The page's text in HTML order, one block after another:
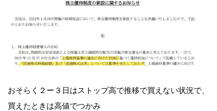
おそらく２ー３日はストップ高で推移で買えない状況で、
買えたときは高値でつかみ